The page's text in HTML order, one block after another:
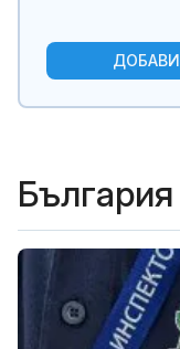
ДОБАВИ
България